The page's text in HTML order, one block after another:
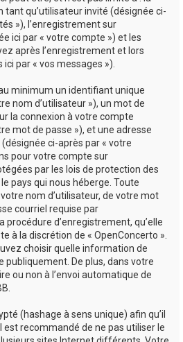
tant qu’utilisateur invité (désignée ci-
»), l’enregistrement sur
ici par « votre compte ») et les
après l’enregistrement et lors
ici par « vos messages »).
minimum un identifiant unique
nom d’utilisateur »), un mot de
la connexion à votre compte
mot de passe »), et une adresse
ci-après par « votre
pour votre compte sur
par les lois de protection des
pays qui nous héberge. Toute
nom d’utilisateur, de votre mot
courriel requise par
procédure d’enregistrement, qu’elle
à la discrétion de « OpenConcerto ».
choisir quelle information de
publiquement. De plus, dans votre
ou non à l’envoi automatique de
(hashage à sens unique) afin qu’il
est recommandé de ne pas utiliser le